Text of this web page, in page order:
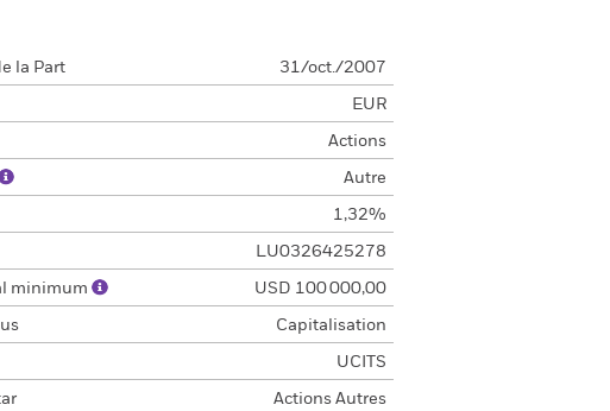
la Part 31/oct./2007
EUR
Actions
Autre
1,32%
LU0326425278
minimum USD 100 000,00
Capitalisation
UCITS
Actions Autres